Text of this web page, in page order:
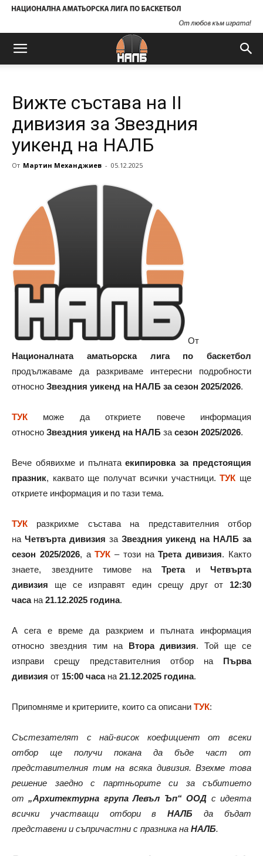
Вижте състава на II
дивизия за Звездния
уикенд на НАЛБ
От Мартин Механджиев - 05.12.2025
От
Националната аматьорска лига по баскетбол
продължаваме да разкриваме интересни подробности
относно Звездния уикенд на НАЛБ за сезон 2025/2026.
ТУК може да откриете повече информация
относно Звездния уикенд на НАЛБ засезон 2025/2026.
Вече обявихме и пълнатаекипировка за предстоящия
празник, каквато ще получат всички участници.ТУК ще
откриете информация и по тази тема.
ТУК разкрихме състава на представителния отбор
на Четвърта дивизия за Звездния уикенд на НАЛБ за
сезон 2025/2026, аТУК – този наТрета дивизия. Както
знаете, звездните тимове на Третаи Четвърта
дивизия ще се изправят един срещу друг от 12:30
часана21.12.2025 година.
А сега е време да разкрием и пълната информация
относно звездния тим на
Втора дивизия. Той ще се
изправи срещу представителния отбор на
Първа
дивизия от 15:00 часана21.12.2025 година.
Припомняме и критериите, които са описани ТУК:
Състезателят с най-висок коефициент от всеки
отбор ще получи покана да бъде част от
представителния тим на всяка дивизия. Взехме това
решение заедно с партньорите си за събитието
от„Архитектурна група Левъл Ъп“ ООД с идеята
всички участващи отбори вНАЛБ да бъдат
представени и съпричастни с празника на НАЛБ.